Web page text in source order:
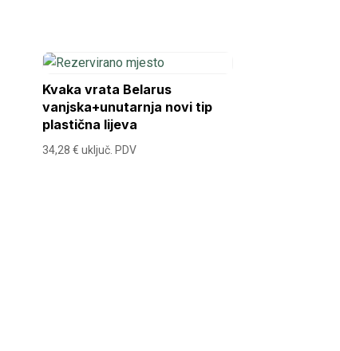
Kvaka vrata Belarus
vanjska+unutarnja novi tip
plastična lijeva
34,28€ uključ. PDV